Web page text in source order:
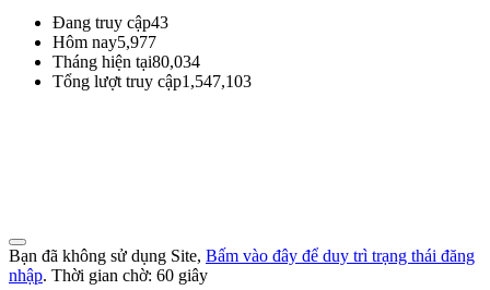
Đang truy cập43
Hôm nay5,977
Tháng hiện tại80,034
Tổng lượt truy cập1,547,103
Bạn đã không sử dụng Site, Bấm vào đây để duy trì trạng thái đăng
nhập. Thời gian chờ: 60 giây